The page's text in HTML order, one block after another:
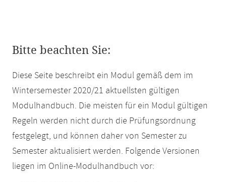
Bitte beachten Sie:
Diese Seite beschreibt ein Modul gemäß dem im
Wintersemester 2020/21 aktuellsten gültigen
Modulhandbuch. Die meisten für ein Modul gültigen
Regeln werden nicht durch die Prüfungsordnung
festgelegt, und können daher von Semester zu
Semester aktualisiert werden. Folgende Versionen
liegen im Online-Modulhandbuch vor: